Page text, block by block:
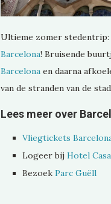
Ultieme zomer stedentrip:
Barcelona! Bruisende
Barcelonaen daarna
van de stranden van de
Lees meer over
Vliegtickets
Logeer bij Hotel
Bezoek Parc Guëll